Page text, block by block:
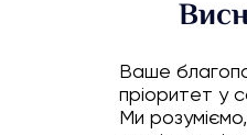
Ваше
пріоритет у
Ми